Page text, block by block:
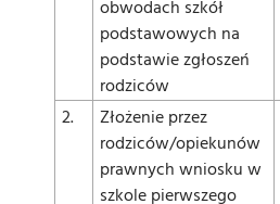
obwodach szkół
podstawowych na
podstawie zgłoszeń
rodziców
2.
Złożenie przez
rodziców/opiekunów
prawnych wniosku w
szkole pierwszego